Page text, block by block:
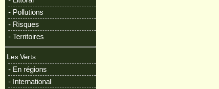
- Pollutions
- Risques
- Territoires
Les Verts
- En régions
- International